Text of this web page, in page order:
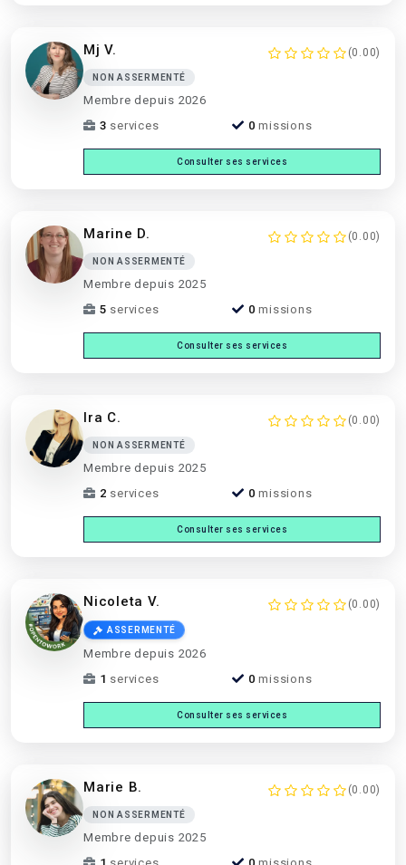
Mj V. (0.00)
NON ASSERMENTÉ
Membre depuis 2026
3 services 0 missions
Consulter ses services
Marine D. (0.00)
NON ASSERMENTÉ
Membre depuis 2025
5 services 0 missions
Consulter ses services
Ira C. (0.00)
NON ASSERMENTÉ
Membre depuis 2025
2 services 0 missions
Consulter ses services
Nicoleta V. (0.00)
ASSERMENTÉ
Membre depuis 2026
1 services 0 missions
Consulter ses services
Marie B. (0.00)
NON ASSERMENTÉ
Membre depuis 2025